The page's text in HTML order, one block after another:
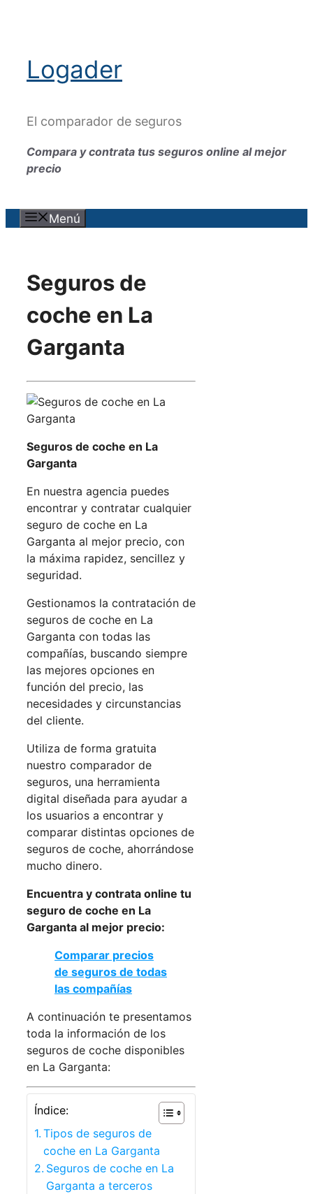
Logader
El comparador de seguros
Compara y contrata tus seguros online al mejor
precio
Menú
Seguros de
coche en La
Garganta
Seguros de coche en La
Garganta
En nuestra agencia puedes
encontrar y contratar cualquier
seguro de coche en La
Garganta al mejor precio, con
la máxima rapidez, sencillez y
seguridad.
Gestionamos la contratación de
seguros de coche en La
Garganta con todas las
compañías, buscando siempre
las mejores opciones en
función del precio, las
necesidades y circunstancias
del cliente.
Utiliza de forma gratuita
nuestro comparador de
seguros, una herramienta
digital diseñada para ayudar a
los usuarios a encontrar y
comparar distintas opciones de
seguros de coche, ahorrándose
mucho dinero.
Encuentra y contrata online tu
seguro de coche en La
Garganta al mejor precio:
Comparar precios
de seguros de todas
las compañías
A continuación te presentamos
toda la información de los
seguros de coche disponibles
en La Garganta:
Índice:
Tipos de seguros de
coche en La Garganta
Seguros de coche en La
Garganta a terceros